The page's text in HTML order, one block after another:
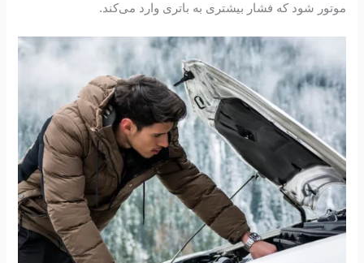
موتور شود که فشار بیشتری به باتری وارد می‌کند.